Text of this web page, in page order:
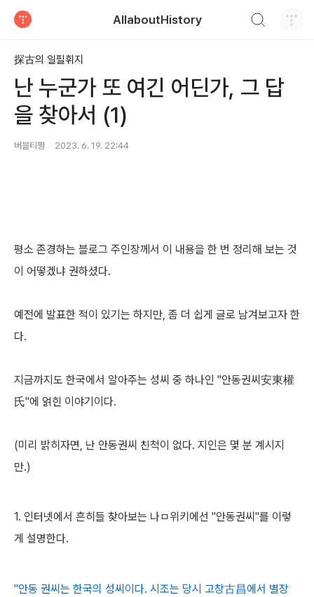
AllaboutHistory
探古의 일필휘지
난 누군가 또 여긴 어딘가, 그 답
을 찾아서 (1)
버블티짱 2023. 6. 19. 22:44
평소 존경하는 블로그 주인장께서 이 내용을 한 번 정리해 보는 것
이 어떻겠냐 권하셨다.
예전에 발표한 적이 있기는 하지만, 좀 더 쉽게 글로 남겨보고자 한
다.
지금까지도 한국에서 알아주는 성씨 중 하나인 "안동권씨安東權
氏"에 얽힌 이야기이다.
(미리 밝히자면, 난 안동권씨 친척이 없다. 지인은 몇 분 계시지
만.)
1. 인터넷에서 흔히들 찾아보는 나ㅁ위키에선 "안동권씨"를 이렇
게 설명한다.
"안동 권씨는 한국의 성씨이다. 시조는 당시 고창古昌에서 별장